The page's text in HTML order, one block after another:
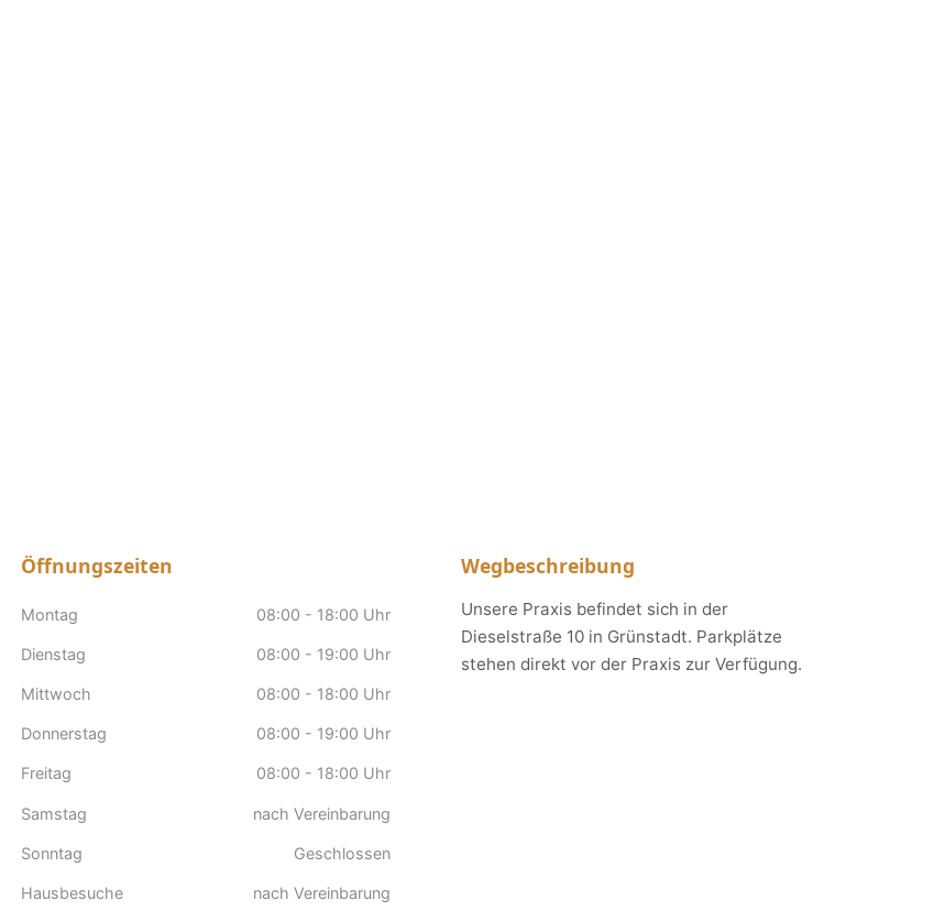
Öffnungszeiten
Montag 08:00 - 18:00 Uhr
Dienstag 08:00 - 19:00 Uhr
Mittwoch 08:00 - 18:00 Uhr
Donnerstag 08:00 - 19:00 Uhr
Freitag 08:00 - 18:00 Uhr
Samstag nach Vereinbarung
Sonntag Geschlossen
Hausbesuche nach Vereinbarung
Wegbeschreibung
Unsere Praxis befindet sich in der
Dieselstraße 10 in Grünstadt. Parkplätze
stehen direkt vor der Praxis zur Verfügung.